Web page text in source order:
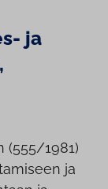
ja
(555/1981)
ja